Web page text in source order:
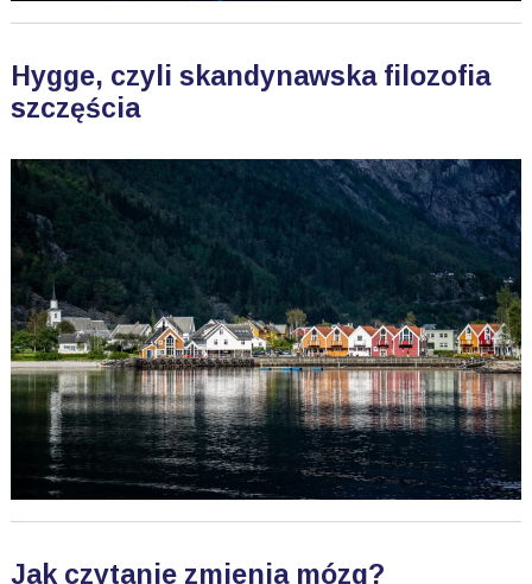
Hygge, czyli skandynawska filozofia
szczęścia
Jak czytanie zmienia mózg?